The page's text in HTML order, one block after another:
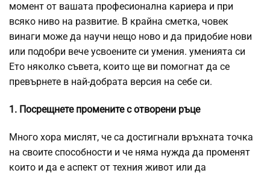
момент от вашата професионална кариера и при
всяко ниво на развитие. В крайна сметка, човек
винаги може да научи нещо ново и да придобие нови
или подобри вече усвоените си умения. уменията си
Ето няколко съвета, които ще ви помогнат да се
превърнете в най-добрата версия на себе си.
1. Посрещнете промените с отворени ръце
Много хора мислят, че са достигнали връхната точка
на своите способности и че няма нужда да променят
които и да е аспект от техния живот или да